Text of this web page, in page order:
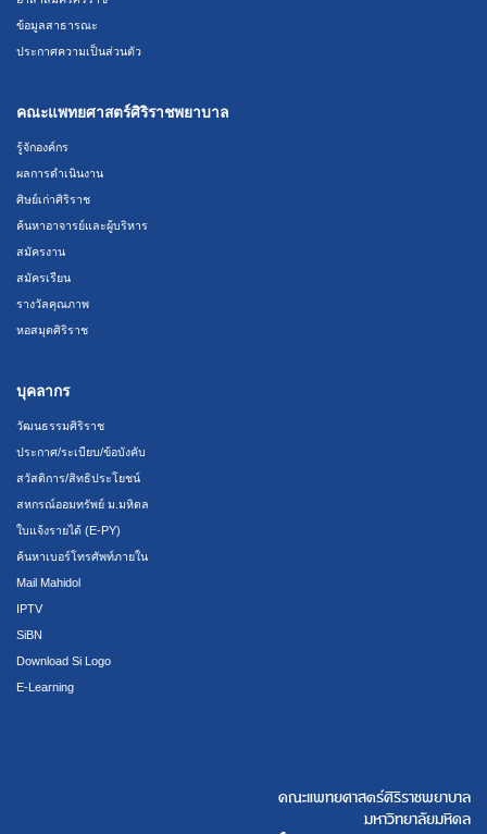
ข้อมูลสาธารณะ
ประกาศความเป็นส่วนตัว
คณะแพทยศาสตร์ศิริราชพยาบาล
รู้จักองค์กร
ผลการดำเนินงาน
ศิษย์เก่าศิริราช
ค้นหาอาจารย์และผู้บริหาร
สมัครงาน
สมัครเรียน
รางวัลคุณภาพ
หอสมุดศิริราช
บุคลากร
วัฒนธรรมศิริราช
ประกาศ/ระเบียบ/ข้อบังคับ
สวัสดิการ/สิทธิประโยชน์
สหกรณ์ออมทรัพย์ ม.มหิดล
ใบแจ้งรายได้ (E-PY)
ค้นหาเบอร์โทรศัพท์ภายใน
Mail Mahidol
IPTV
SiBN
Download Si Logo
E-Learning
คณะแพทยศาสตร์ศิริราชพยาบาล
มหาวิทยาลัยมหิดล